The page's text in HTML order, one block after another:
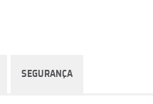
SEGURANÇA